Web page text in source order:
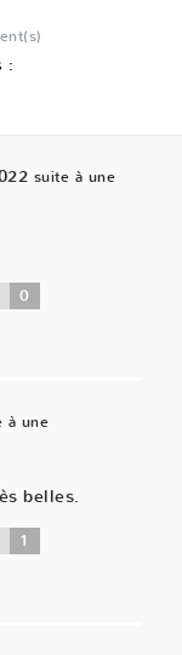
:
suite à une
0
à une
belles.
1